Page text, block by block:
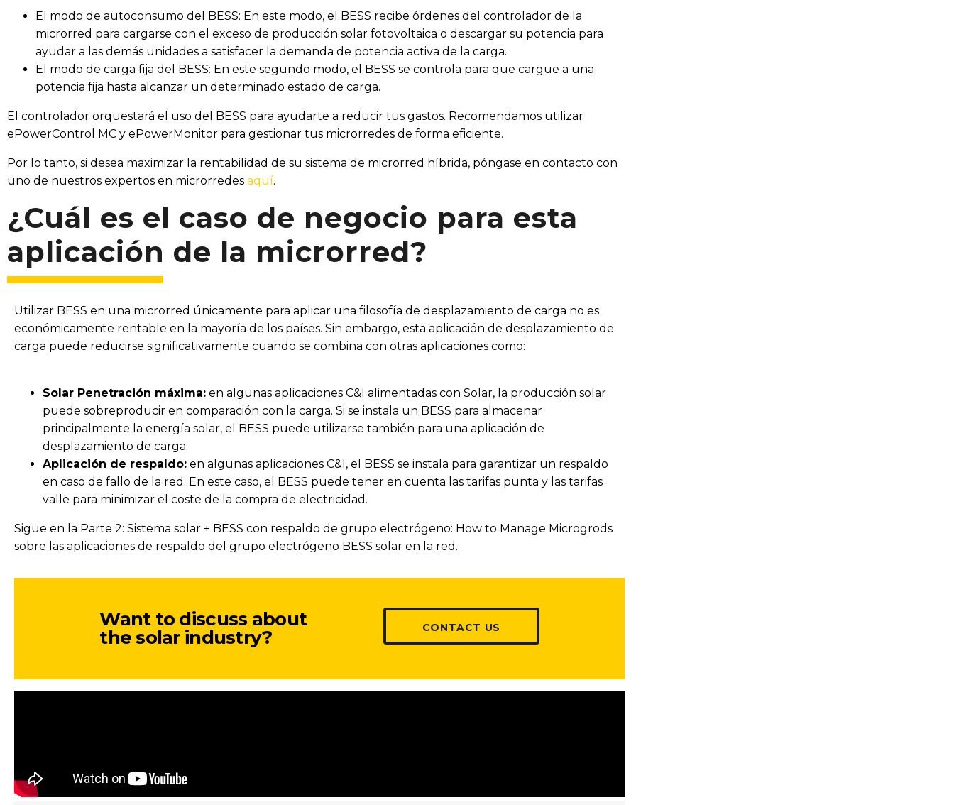
El modo de autoconsumo del BESS: En este modo, el BESS recibe órdenes del controlador de la
microrred para cargarse con el exceso de producción solar fotovoltaica o descargar su potencia para
ayudar a las demás unidades a satisfacer la demanda de potencia activa de la carga.
El modo de carga fija del BESS: En este segundo modo, el BESS se controla para que cargue a una
potencia fija hasta alcanzar un determinado estado de carga.
El controlador orquestará el uso del BESS para ayudarte a reducir tus gastos. Recomendamos utilizar
ePowerControl MC y ePowerMonitor para gestionar tus microrredes de forma eficiente.
Por lo tanto, si desea maximizar la rentabilidad de su sistema de microrred híbrida, póngase en contacto con
uno de nuestros expertos en microrredes aquí.
¿Cuál es el caso de negocio para esta
aplicación de la microrred?
Utilizar BESS en una microrred únicamente para aplicar una filosofía de desplazamiento de carga no es
económicamente rentable en la mayoría de los países. Sin embargo, esta aplicación de desplazamiento de
carga puede reducirse significativamente cuando se combina con otras aplicaciones como:
Solar Penetración máxima: en algunas aplicaciones C&I alimentadas con Solar, la producción solar
puede sobreproducir en comparación con la carga. Si se instala un BESS para almacenar
principalmente la energía solar, el BESS puede utilizarse también para una aplicación de
desplazamiento de carga.
Aplicación de respaldo: en algunas aplicaciones C&I, el BESS se instala para garantizar un respaldo
en caso de fallo de la red. En este caso, el BESS puede tener en cuenta las tarifas punta y las tarifas
valle para minimizar el coste de la compra de electricidad.
Sigue en la Parte 2: Sistema solar + BESS con respaldo de grupo electrógeno: How to Manage Microgrods
sobre las aplicaciones de respaldo del grupo electrógeno BESS solar en la red.
Want to discuss about
the solar industry?
CONTACT US